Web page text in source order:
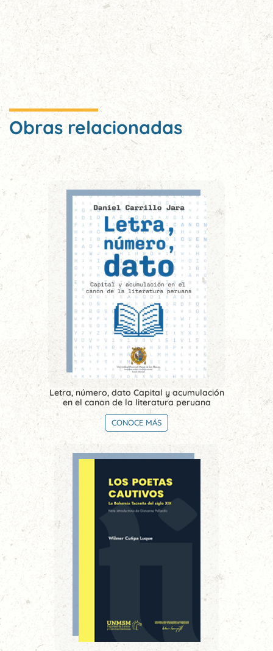
Obras relacionadas
Letra, número, dato Capital y acumulación
en el canon de la literatura peruana
CONOCE MÁS